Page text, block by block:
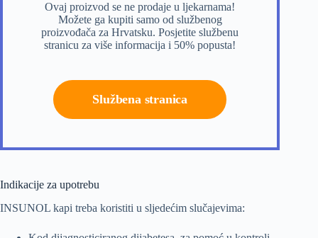
Ovaj proizvod se ne prodaje u ljekarnama!
Možete ga kupiti samo od službenog
proizvođača za Hrvatsku. Posjetite službenu
stranicu za više informacija i 50% popusta!
Službena stranica
Indikacije za upotrebu
INSUNOL kapi treba koristiti u sljedećim slučajevima: